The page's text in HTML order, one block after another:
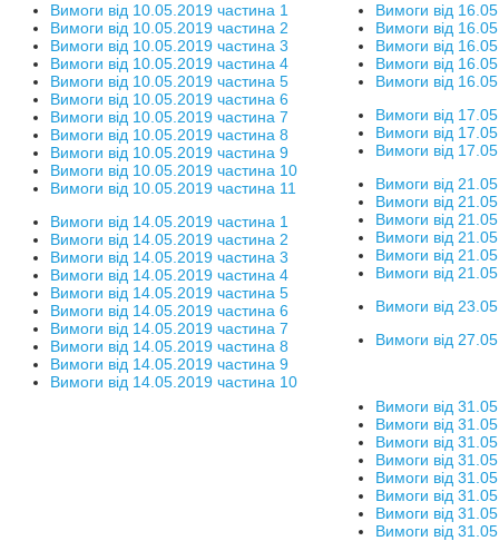
Вимоги від 10.05.2019 частина 1
Вимоги від 10.05.2019 частина 2
Вимоги від 10.05.2019 частина 3
Вимоги від 10.05.2019 частина 4
Вимоги від 10.05.2019 частина 5
Вимоги від 10.05.2019 частина 6
Вимоги від 10.05.2019 частина 7
Вимоги від 10.05.2019 частина 8
Вимоги від 10.05.2019 частина 9
Вимоги від 10.05.2019 частина 10
Вимоги від 10.05.2019 частина 11
Вимоги від 14.05.2019 частина 1
Вимоги від 14.05.2019 частина 2
Вимоги від 14.05.2019 частина 3
Вимоги від 14.05.2019 частина 4
Вимоги від 14.05.2019 частина 5
Вимоги від 14.05.2019 частина 6
Вимоги від 14.05.2019 частина 7
Вимоги від 14.05.2019 частина 8
Вимоги від 14.05.2019 частина 9
Вимоги від 14.05.2019 частина 10
Вимоги від
Вимоги від
Вимоги від
Вимоги від
Вимоги від
Вимоги від
Вимоги від
Вимоги від
Вимоги від
Вимоги від
Вимоги від
Вимоги від
Вимоги від
Вимоги від
Вимоги від
Вимоги від
Вимоги від
Вимоги від
Вимоги від
Вимоги від
Вимоги від
Вимоги від
Вимоги від
Вимоги від